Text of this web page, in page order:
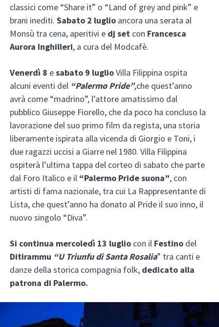
classici come “Share it” o “Land of grey and pink” e
brani inediti. Sabato 2 luglio ancora una serata al
Monsù tra cena, aperitivi e dj set con Francesca
Aurora Inghilleri, a cura del Modcafè.
Venerdì 8 esabato 9 luglioVilla Filippina ospita
alcuni eventi del “Palermo Pride”,che quest’anno
avrà come “madrino”, l’attore amatissimo dal
pubblico Giuseppe Fiorello, che da poco ha concluso la
lavorazione del suo primo film da regista, una storia
liberamente ispirata alla vicenda di Giorgio e Toni, i
due ragazzi uccisi a Giarre nel 1980. Villa Filippina
ospiterà l’ultima tappa del corteo di sabato che parte
dal Foro Italico e il “Palermo Pride suona”, con
artisti di fama nazionale, tra cui La Rappresentante di
Lista, che quest’anno ha donato al Pride il suo inno, il
nuovo singolo “Diva”.
Si continua mercoledì 13 luglio con il Festino del
Ditirammu “U Triunfu di Santa Rosalia” tra canti e
danze della storica compagnia folk, dedicato alla
patrona di Palermo.